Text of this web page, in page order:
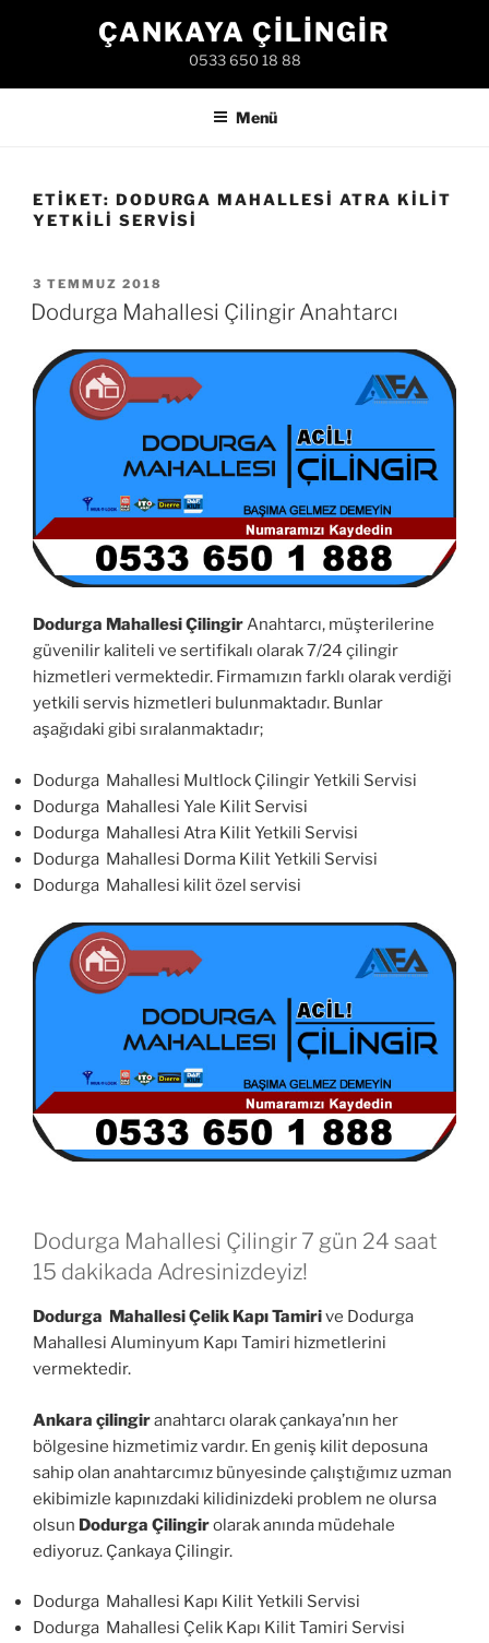
ÇANKAYA ÇILINGIR
0533 650 18 88
Menü
ETIKET: DODURGA MAHALLESI ATRA KILIT
YETKILI SERVISI
YAYIM
TARIHI
3 TEMMUZ 2018
Dodurga Mahallesi Çilingir Anahtarcı
Dodurga Mahallesi ÇilingirAnahtarcı, müşterilerine
güvenilir kaliteli ve sertifikalı olarak 7/24 çilingir
hizmetleri vermektedir. Firmamızın farklı olarak verdiği
yetkili servis hizmetleri bulunmaktadır. Bunlar
aşağıdaki gibi sıralanmaktadır;
Dodurga Mahallesi Multlock Çilingir Yetkili Servisi
Dodurga Mahallesi Yale Kilit Servisi
Dodurga Mahallesi Atra Kilit Yetkili Servisi
Dodurga Mahallesi Dorma Kilit Yetkili Servisi
Dodurga Mahallesi kilit özel servisi
Dodurga Mahallesi Çilingir 7 gün 24 saat
15 dakikada Adresinizdeyiz!
Dodurga Mahallesi Çelik Kapı Tamirive Dodurga
Mahallesi Aluminyum Kapı Tamiri hizmetlerini
vermektedir.
Ankara çilingiranahtarcı olarak çankaya’nın her
bölgesine hizmetimiz vardır. En geniş kilit deposuna
sahip olan anahtarcımız bünyesinde çalıştığımız uzman
ekibimizle kapınızdaki kilidinizdeki problem ne olursa
olsun Dodurga Çilingirolarak anında müdehale
ediyoruz. Çankaya Çilingir.
Dodurga Mahallesi Kapı Kilit Yetkili Servisi
Dodurga Mahallesi Çelik Kapı Kilit Tamiri Servisi